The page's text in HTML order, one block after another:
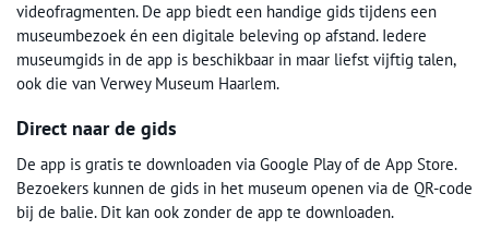
videofragmenten. De app biedt een handige gids tijdens een
museumbezoek én een digitale beleving op afstand. Iedere
museumgids in de app is beschikbaar in maar liefst vijftig talen,
ook die van Verwey Museum Haarlem.
Direct naar de gids
De app is gratis te downloaden via Google Play of de App Store.
Bezoekers kunnen de gids in het museum openen via de QR-code
bij de balie. Dit kan ook zonder de app te downloaden.